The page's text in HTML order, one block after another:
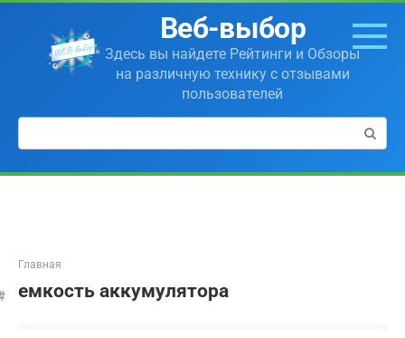
Перейти
контенту
Веб-выбор
Здесь вы найдете Рейтинги и Обзоры
на различную технику с отзывами
пользователей
Поиск:
Главная
емкость аккумулятора